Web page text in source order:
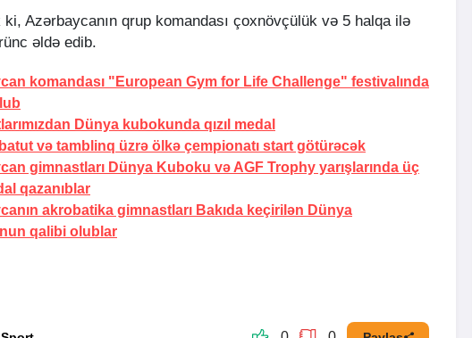
Azərbaycanın qrup komandası çoxnövçülük və 5 halqa ilə
əldə edib.
komandası "European Gym for Life Challenge" festivalında
Dünya kubokunda qızıl medal
və tamblinq üzrə ölkə çempionatı start götürəcək
gimnastları Dünya Kuboku və AGF Trophy yarışlarında üç
qazanıblar
akrobatika gimnastları Bakıda keçirilən Dünya
qalibi olublar